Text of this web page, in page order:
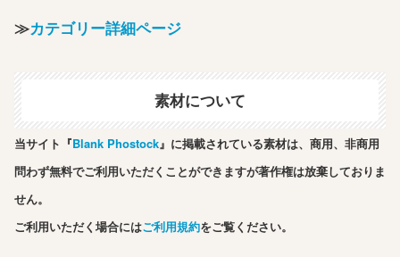
≫カテゴリー詳細ページ
素材について
当サイト『Blank Phostock』に掲載されている素材は、商用、非商用
問わず無料でご利用いただくことができますが著作権は放棄しておりま
せん。
ご利用いただく場合にはご利用規約をご覧ください。